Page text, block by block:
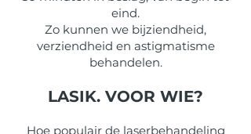
eind.
Zo kunnen we bijziendheid,
verziendheid en astigmatisme
behandelen.
LASIK. VOOR WIE?
Hoe populair de laserbehandeling